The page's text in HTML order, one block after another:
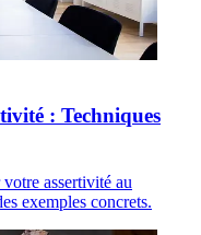
: Techniques
assertivité au
exemples concrets.